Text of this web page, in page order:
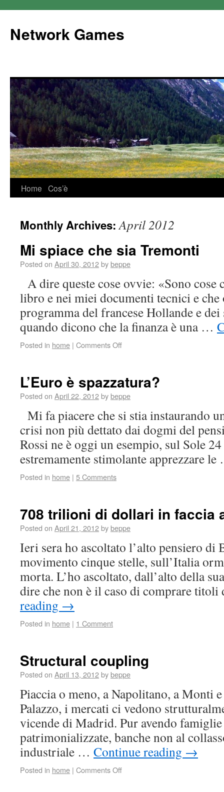
Network Games
Home Cos’è
Monthly Archives:April 2012
Mi spiace che sia Tremonti
Posted on April 30, 2012bybeppe
A dire queste cose ovvie: «Sono
libro e nei miei documenti tecnici e che
programma del francese Hollande e
quando dicono che la finanza è una …
Posted in home | Comments Off
L’Euro è spazzatura?
Posted on April 22, 2012bybeppe
Mi fa piacere che si stia instaurando
crisi non più dettato dai dogmi del
Rossi ne è oggi un esempio, sul Sole
estremamente stimolante apprezzare
Posted in home | 5 Comments
708 trilioni di dollari in faccia
Posted on April 21, 2012bybeppe
Ieri sera ho ascoltato l’alto pensiero
movimento cinque stelle, sull’Italia
morta. L’ho ascoltato, dall’alto della
dire che non è il caso di comprare
reading →
Posted in home | 1 Comment
Structural coupling
Posted on April 13, 2012bybeppe
Piaccia o meno, a Napolitano, a Monti
Palazzo, i mercati ci vedono
vicende di Madrid. Pur avendo
patrimonializzate, banche non al
industriale … Continue reading →
Posted in home | Comments Off